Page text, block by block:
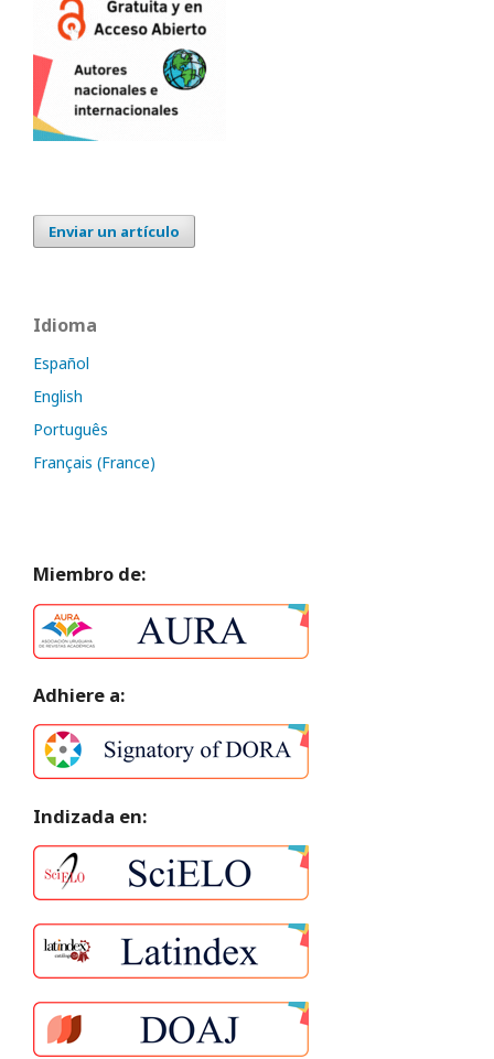
Enviar un artículo
Idioma
Español
English
Português
Français (France)
Miembro de:
Adhiere a:
Indizada en: